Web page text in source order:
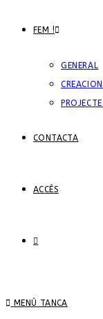
FEM !
GENERAL
CONTACTA
ACCÉS
MENÚ TANCA